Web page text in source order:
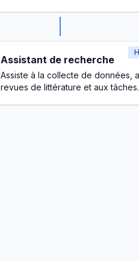
Assistant de recherche
Assiste à la collecte de données,
revues de littérature et aux tâches